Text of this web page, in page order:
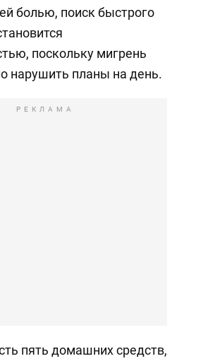
болью, поиск быстрого
поскольку мигрень
нарушить планы на день.
РЕКЛАМА
пять домашних средств,